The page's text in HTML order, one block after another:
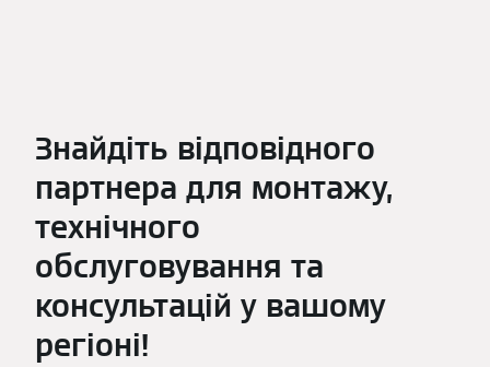
Знайдіть відповідного
партнера для монтажу,
технічного
обслуговування та
консультацій у вашому
регіоні!